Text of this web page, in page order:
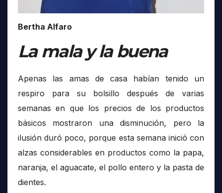
Bertha Alfaro
La mala y la buena
Apenas las amas de casa habían tenido un
respiro para su bolsillo después de varias
semanas en que los precios de los productos
básicos mostraron una disminución, pero la
ilusión duró poco, porque esta semana inició con
alzas considerables en productos como la papa,
naranja, el aguacate, el pollo entero y la pasta de
dientes.